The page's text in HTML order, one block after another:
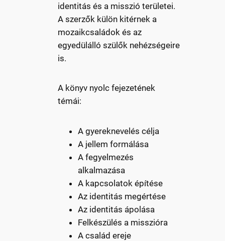
identitás és a misszió területei.
A szerzők külön kitérnek a
mozaikcsaládok és az
egyedülálló szülők nehézségeire
is.
A könyv nyolc fejezetének
témái:
A gyereknevelés célja
A jellem formálása
A fegyelmezés
alkalmazása
A kapcsolatok építése
Az identitás megértése
Az identitás ápolása
Felkészülés a misszióra
A család ereje